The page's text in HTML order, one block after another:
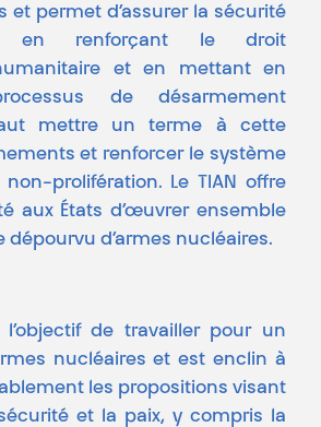
et permet d’assurer la sécurité
en renforçant le droit
et en mettant en
de désarmement
mettre un terme à cette
et renforcer le système
prolifération. Le TIAN offre
aux États d’œuvrer ensemble
dépourvu d’armes nucléaires.
l’objectif de travailler pour un
nucléaires et est enclin à
les propositions visant
et la paix, y compris la